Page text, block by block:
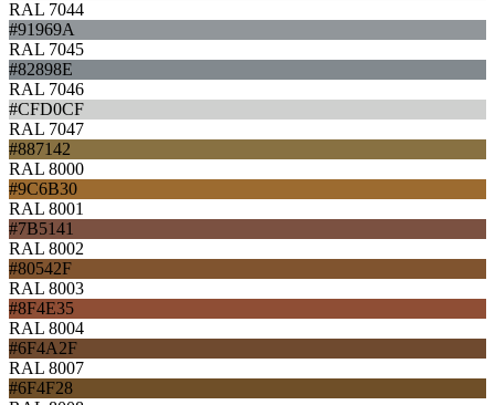
RAL 7044
#91969A
RAL 7045
#82898E
RAL 7046
#CFD0CF
RAL 7047
#887142
RAL 8000
#9C6B30
RAL 8001
#7B5141
RAL 8002
#80542F
RAL 8003
#8F4E35
RAL 8004
#6F4A2F
RAL 8007
#6F4F28